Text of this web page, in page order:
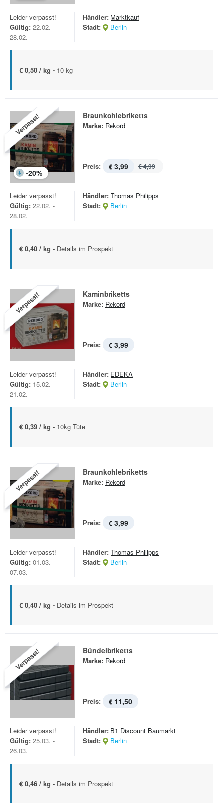
Leider verpasst!
Gültig: 22.02. -
28.02.
Händler: Marktkauf
Stadt:
Berlin
€ 0,50 / kg - 10 kg
Verpasst!
-20%
Braunkohlebriketts
Marke: Rekord
Preis: € 3,99 € 4,99
Leider verpasst!
Gültig: 22.02. -
28.02.
Händler: Thomas Philipps
Stadt:
Berlin
€ 0,40 / kg - Details im Prospekt
Verpasst! Kaminbriketts
Marke: Rekord
Preis: € 3,99
Leider verpasst!
Gültig: 15.02. -
21.02.
Händler: EDEKA
Stadt:
Berlin
€ 0,39 / kg - 10kg Tüte
Verpasst! Braunkohlebriketts
Marke: Rekord
Preis: € 3,99
Leider verpasst!
Gültig: 01.03. -
07.03.
Händler: Thomas Philipps
Stadt:
Berlin
€ 0,40 / kg - Details im Prospekt
Verpasst! Bündelbriketts
Marke: Rekord
Preis: € 11,50
Leider verpasst!
Gültig: 25.03. -
26.03.
Händler: B1 Discount Baumarkt
Stadt:
Berlin
€ 0,46 / kg - Details im Prospekt